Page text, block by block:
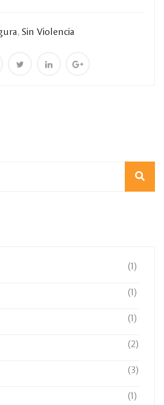
, Sin Violencia
(1)
(1)
(1)
(2)
(3)
(1)